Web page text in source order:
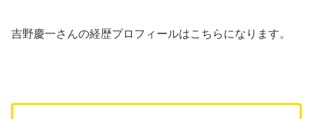
吉野慶一さんの経歴プロフィールはこちらになります。